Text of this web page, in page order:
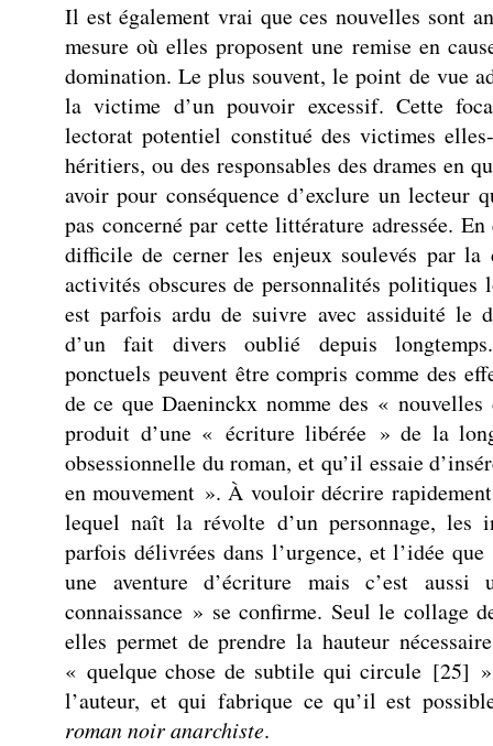
Il est également vrai que ces nouvelles sont
mesure où elles proposent une remise en
domination. Le plus souvent, le point de vue
la victime d’un pouvoir excessif. Cette
lectorat potentiel constitué des victimes
héritiers, ou des responsables des drames en
avoir pour conséquence d’exclure un lecteur
pas concerné par cette littérature adressée.
difficile de cerner les enjeux soulevés par la
activités obscures de personnalités politiques
est parfois ardu de suivre avec assiduité le
d’un fait divers oublié depuis
ponctuels peuvent être compris comme des
de ce que Daeninckx nomme des «
produit d’une « écriture libérée » de la
obsessionnelle du roman, et qu’il essaie
en mouvement ». À vouloir décrire
lequel naît la révolte d’un personnage, les
parfois délivrées dans l’urgence, et l’idée
une aventure d’écriture mais c’est aussi
connaissance » se confirme. Seul le collage
elles permet de prendre la hauteur
« quelque chose de subtile qui circule [25]
l’auteur, et qui fabrique ce qu’il est
roman noir anarchiste.